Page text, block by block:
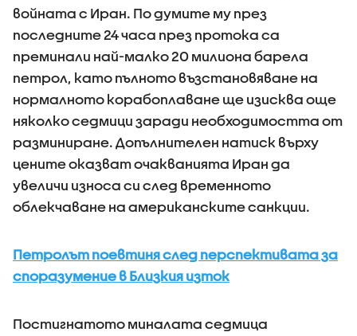
войната с Иран. По думите му през
последните 24 часа през протока са
преминали най-малко 20 милиона барела
петрол, като пълното възстановяване на
нормалното корабоплаване ще изисква още
няколко седмици заради необходимостта от
разминиране. Допълнителен натиск върху
цените оказват очакванията Иран да
увеличи износа си след временното
облекчаване на американските санкции.
Петролът поевтиня след перспективата за
споразумение в Близкия изток
Постигнатото миналата седмица